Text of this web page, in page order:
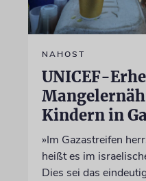
NAHOST
UNICEF-
Kindern in
»Im Gazastreifen
heißt es im
Dies sei das